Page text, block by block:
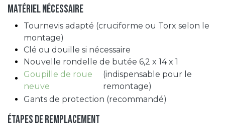
Matériel nécessaire
Tournevis adapté (cruciforme ou Torx selon le
montage)
Clé ou douille si nécessaire
Nouvelle rondelle de butée 6,2 x 14 x 1
Goupille de roue
neuve
(indispensable pour le
remontage)
Gants de protection (recommandé)
Étapes de remplacement